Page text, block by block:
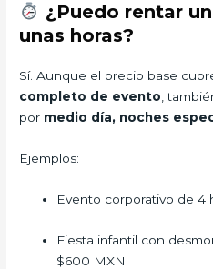
¿Puedo rentar
unas horas?
Sí. Aunque el precio base
completo de evento,
por medio día, noches
Ejemplos:
Evento corporativo de
Fiesta infantil con
$600 MXN